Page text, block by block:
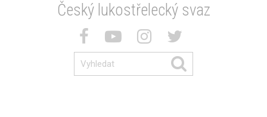
Český lukostřelecký svaz